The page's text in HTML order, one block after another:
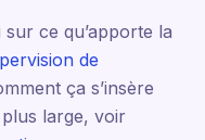
ce qu’apporte la
de
ça s’insère
large, voir